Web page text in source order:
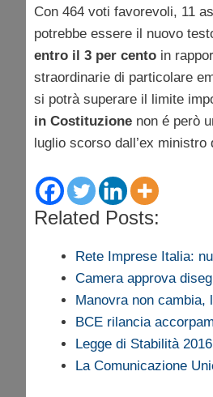
Con 464 voti favorevoli, 11
potrebbe essere il nuovo
entro il 3 per cento in
straordinarie di particolare
si potrà superare il limite
in Costituzione non é però
luglio scorso dall’ex
Related Posts:
Rete Imprese Italia:
Camera approva
Manovra non cambia,
BCE rilancia
Legge di Stabilità
La Comunicazione